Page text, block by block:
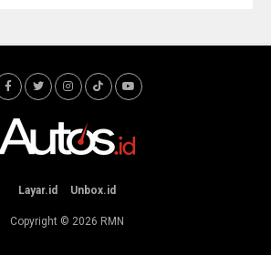
Layar.id Unbox.id
Copyright © 2026 RMN